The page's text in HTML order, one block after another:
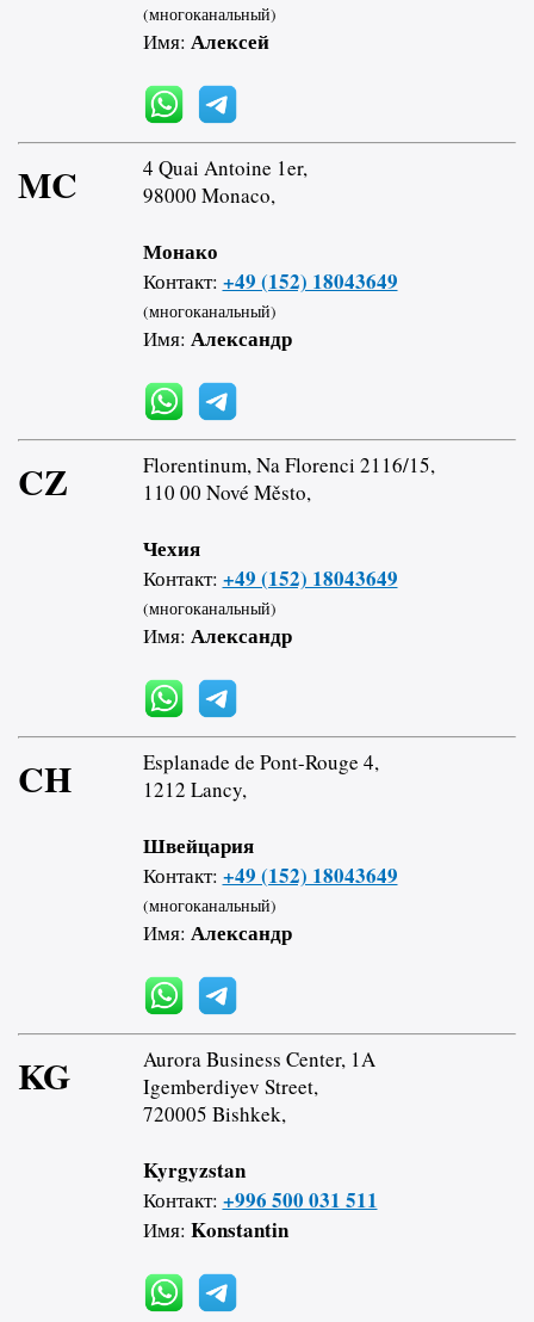
(многоканальный)
Имя: Алексей
MC
4 Quai Antoine 1er,
98000 Monaco,
Монако
Контакт: +49 (152) 18043649
(многоканальный)
Имя: Александр
CZ
Florentinum, Na Florenci 2116/15,
110 00 Nové Město,
Чехия
Контакт: +49 (152) 18043649
(многоканальный)
Имя: Александр
CH
Esplanade de Pont-Rouge 4,
1212 Lancy,
Швейцария
Контакт: +49 (152) 18043649
(многоканальный)
Имя: Александр
KG
Aurora Business Center, 1A
Igemberdiyev Street,
720005 Bishkek,
Kyrgyzstan
Контакт: +996 500 031 511
Имя: Konstantin